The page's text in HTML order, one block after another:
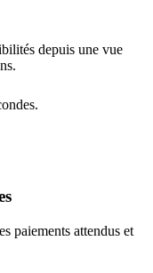
depuis une vue
paiements attendus et